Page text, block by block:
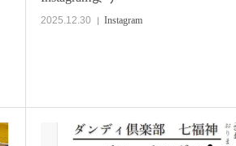
2025.12.30 Instagram